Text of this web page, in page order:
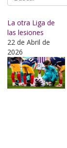
La otra Liga de
las lesiones
22 de Abril de
2026